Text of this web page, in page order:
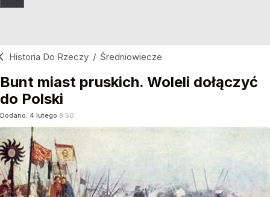
Historia Do Rzeczy / Średniowiecze
Bunt miast pruskich. Woleli dołączyć
do Polski
Dodano: 4 lutego 8:50